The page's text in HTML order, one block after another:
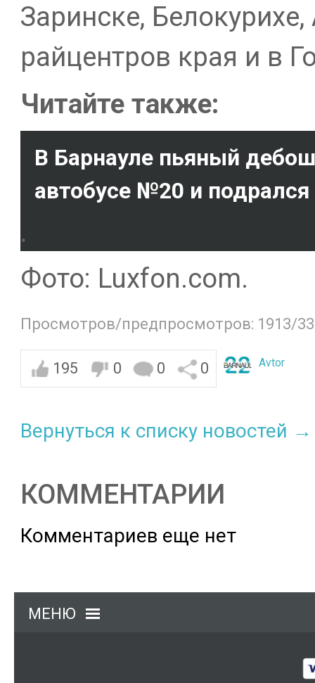
Заринске,
райцентров края и в
Читайте также:
В Барнауле пьяный
автобусе №20 и
.
Фото: Luxfon.com.
Просмотров/предпросмотров: 1913/33
195 0 0 0 Avtor
Вернуться к списку новостей →
КОММЕНТАРИИ
Комментариев еще нет
МЕНЮ